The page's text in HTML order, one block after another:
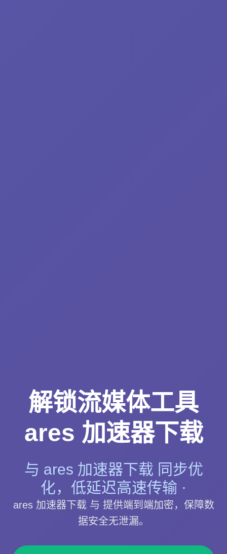
解锁流媒体工具
ares 加速器下载
与 ares 加速器下载 同步优
化，低延迟高速传输 ·
ares 加速器下载 与 提供端到端加密，保障数
据安全无泄漏。